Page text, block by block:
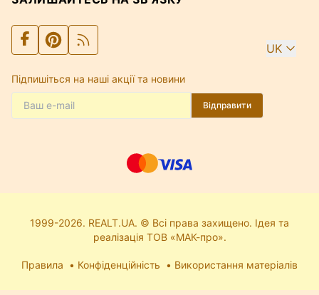
UK
Підпишіться на наші акції та новини
Відправити
1999-2026. REALT.UA. © Всі права захищено. Ідея та
реалізація ТОВ «МАК-про».
Правила Конфіденційність Використання матеріалів